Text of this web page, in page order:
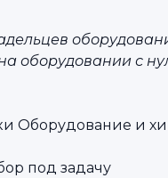
оборудовании с
Оборудование и
под задачу